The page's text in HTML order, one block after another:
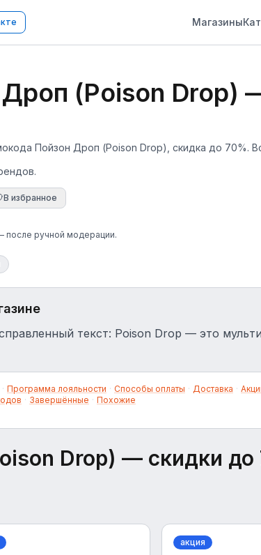
Магазины
(Poison Drop)
Пойзон Дроп (Poison Drop), скидка до 70%.
В избранное
после ручной модерации.
текст: Poison Drop — это
· Программа лояльности · Способы оплаты · Доставка ·
· Завершённые · Похожие
Drop) — скидки до
акция